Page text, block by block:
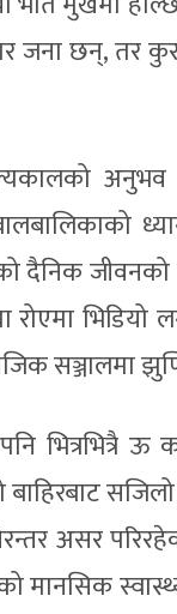
जना छन्, तर
दैनिक
भिडियो
सञ्जालमा
पनि
असर
मानसिक